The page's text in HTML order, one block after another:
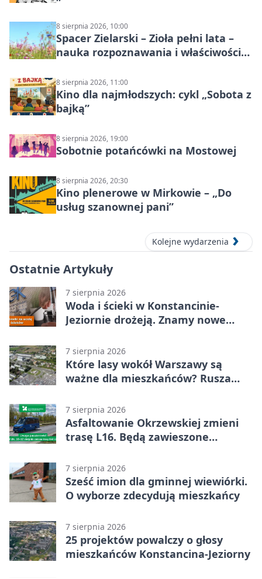
8 sierpnia 2026, 10:00
Spacer Zielarski – Zioła pełni lata –
nauka rozpoznawania i właściwości
8 sierpnia 2026, 11:00
Kino dla najmłodszych: cykl „Sobota z
bajką”
8 sierpnia 2026, 19:00
Sobotnie potańcówki na Mostowej
8 sierpnia 2026, 20:30
Kino plenerowe w Mirkowie – „Do
usług szanownej pani”
Kolejne wydarzenia
Ostatnie Artykuły
7 sierpnia 2026
Woda i ścieki w Konstancinie-
Jeziornie drożeją. Znamy nowe
7 sierpnia 2026
Które lasy wokół Warszawy są
ważne dla mieszkańców? Rusza
7 sierpnia 2026
Asfaltowanie Okrzewskiej zmieni
trasę L16. Będą zawieszone
7 sierpnia 2026
Sześć imion dla gminnej wiewiórki.
O wyborze zdecydują mieszkańcy
7 sierpnia 2026
25 projektów powalczy o głosy
mieszkańców Konstancina-Jeziorny